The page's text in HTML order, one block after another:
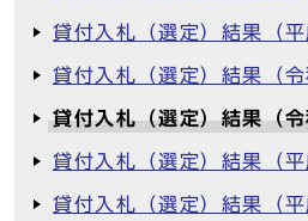
貸付入札（選定）結果（
貸付入札（選定）結果（令
貸付入札（選定）結果（
貸付入札（選定）結果（
貸付入札（選定）結果（